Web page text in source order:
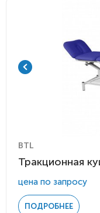
BTL
Тракционная
цена по запросу
ПОДРОБНЕЕ